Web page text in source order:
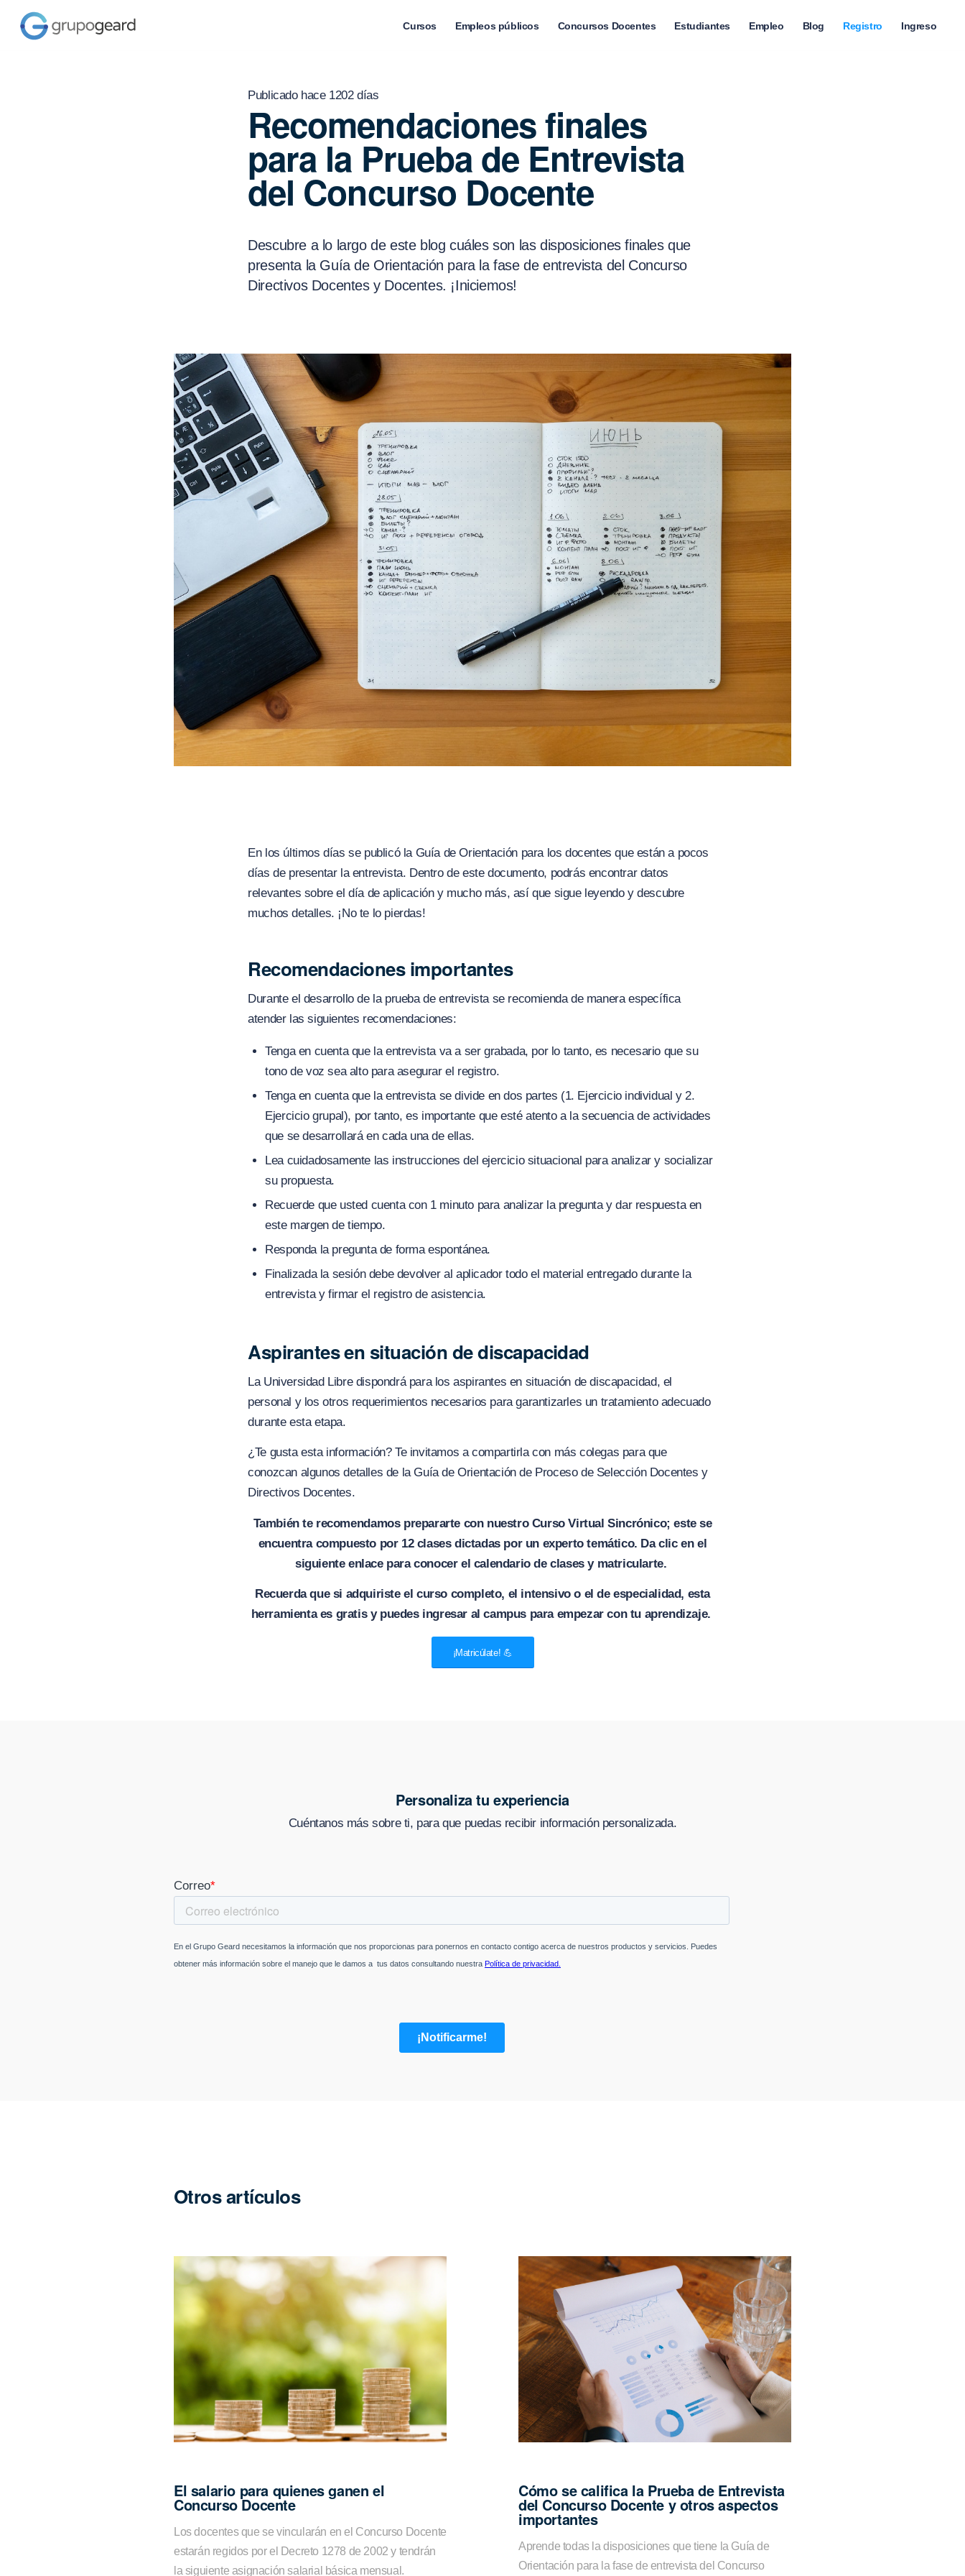
Cursos Empleos públicos Concursos Docentes Estudiantes Empleo Blog Registro Ingreso
Publicado hace 1202 días
Recomendaciones finales
para la Prueba de Entrevista
del Concurso Docente
Descubre a lo largo de este blog cuáles son las disposiciones finales que
presenta la Guía de Orientación para la fase de entrevista del Concurso
Directivos Docentes y Docentes. ¡Iniciemos!
En los últimos días se publicó la Guía de Orientación para los docentes que están a pocos
días de presentar la entrevista. Dentro de este documento, podrás encontrar datos
relevantes sobre el día de aplicación y mucho más, así que sigue leyendo y descubre
muchos detalles. ¡No te lo pierdas!
Recomendaciones importantes
Durante el desarrollo de la prueba de entrevista se recomienda de manera específica
atender las siguientes recomendaciones:
Tenga en cuenta que la entrevista va a ser grabada, por lo tanto, es necesario que su
tono de voz sea alto para asegurar el registro.
Tenga en cuenta que la entrevista se divide en dos partes (1. Ejercicio individual y 2.
Ejercicio grupal), por tanto, es importante que esté atento a la secuencia de actividades
que se desarrollará en cada una de ellas.
Lea cuidadosamente las instrucciones del ejercicio situacional para analizar y socializar
su propuesta.
Recuerde que usted cuenta con 1 minuto para analizar la pregunta y dar respuesta en
este margen de tiempo.
Responda la pregunta de forma espontánea.
Finalizada la sesión debe devolver al aplicador todo el material entregado durante la
entrevista y firmar el registro de asistencia.
Aspirantes en situación de discapacidad
La Universidad Libre dispondrá para los aspirantes en situación de discapacidad, el
personal y los otros requerimientos necesarios para garantizarles un tratamiento adecuado
durante esta etapa.
¿Te gusta esta información? Te invitamos a compartirla con más colegas para que
conozcan algunos detalles de la Guía de Orientación de Proceso de Selección Docentes y
Directivos Docentes.
También te recomendamos prepararte con nuestro Curso Virtual Sincrónico; este se
encuentra compuesto por 12 clases dictadas por un experto temático. Da clic en el
siguiente enlace para conocer el calendario de clases y matricularte.
Recuerda que si adquiriste el curso completo, el intensivo o el de especialidad, esta
herramienta es gratis y puedes ingresar al campus para empezar con tu aprendizaje.
¡Matricúlate! 💪
Personaliza tu experiencia
Cuéntanos más sobre ti, para que puedas recibir información personalizada.
Otros artículos
El salario para quienes ganen el
Concurso Docente
Los docentes que se vincularán en el Concurso Docente
estarán regidos por el Decreto 1278 de 2002 y tendrán
la siguiente asignación salarial básica mensual.
Cómo se califica la Prueba de Entrevista
del Concurso Docente y otros aspectos
importantes
Aprende todas la disposiciones que tiene la Guía de
Orientación para la fase de entrevista del Concurso